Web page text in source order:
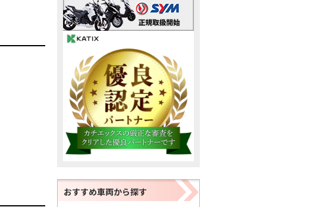
おすすめ車両から探す